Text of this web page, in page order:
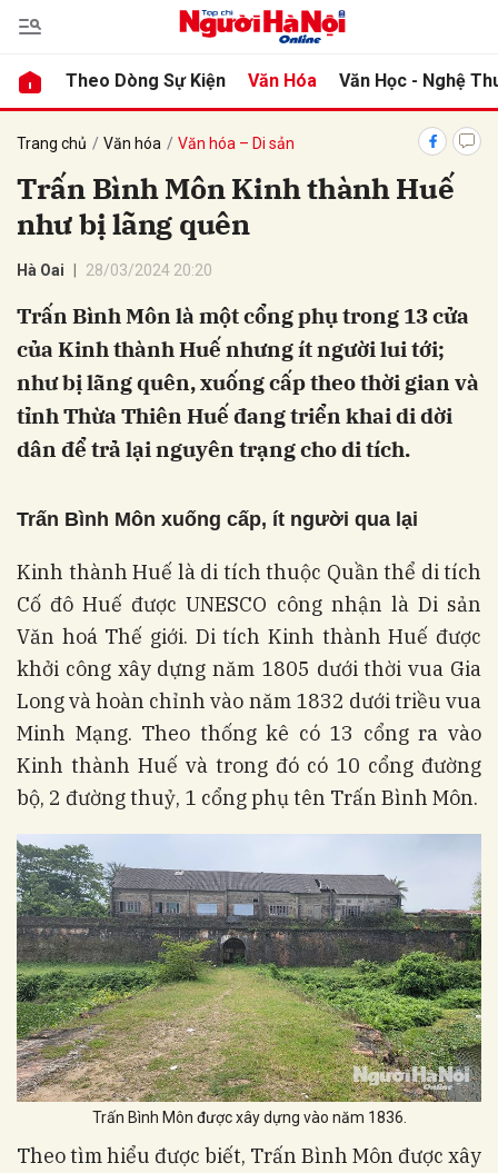
Theo Dòng Sự Kiện Văn Hóa Văn Học - Nghệ
Trang chủ Văn hóa Văn hóa – Di sản
Trấn Bình Môn Kinh thành Huế
như bị lãng quên
Hà Oai 28/03/2024 20:20
Trấn Bình Môn là một cổng phụ trong 13 cửa
của Kinh thành Huế nhưng ít người lui tới;
như bị lãng quên, xuống cấp theo thời gian và
tỉnh Thừa Thiên Huế đang triển khai di dời
dân để trả lại nguyên trạng cho di tích.
Trấn Bình Môn xuống cấp, ít người qua lại
Kinh thành Huế là di tích thuộc Quần thể di tích
Cố đô Huế được UNESCO công nhận là Di sản
Văn hoá Thế giới. Di tích Kinh thành Huế được
khởi công xây dựng năm 1805 dưới thời vua Gia
Long và hoàn chỉnh vào năm 1832 dưới triều vua
Minh Mạng. Theo thống kê có 13 cổng ra vào
Kinh thành Huế và trong đó có 10 cổng đường
bộ, 2 đường thuỷ, 1 cổng phụ tên Trấn Bình Môn.
Trấn Bình Môn được xây dựng vào năm 1836.
Theo tìm hiểu được biết, Trấn Bình Môn được xây
luận
Hủy